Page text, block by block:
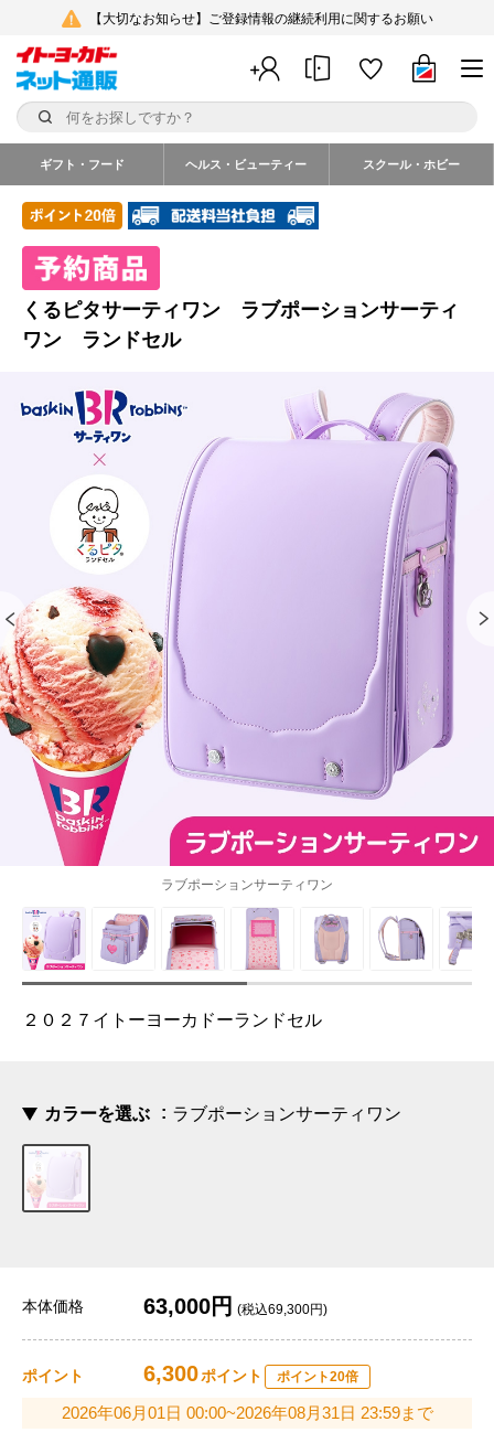
【大切なお知らせ】ご登録情報の継続利用に関するお願い
ギフト・フード ヘルス・ビューティー スクール・ホビー
くるピタサーティワン ラブポーションサーティ
ワン ランドセル
ラブポーションサーティワン
２０２７イトーヨーカドーランドセル
カラーを選ぶ ラブポーションサーティワン
本体価格 63,000円 (税込69,300円)
ポイント 6,300ポイント ポイント20倍
2026年06月01日 00:00~2026年08月31日 23:59まで